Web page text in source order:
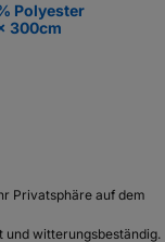
Polyester
300cm
Privatsphäre auf dem
und witterungsbeständig.